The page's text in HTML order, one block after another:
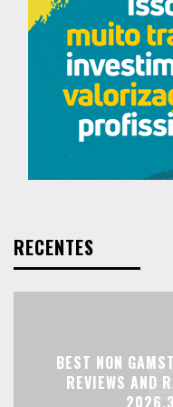
RECENTES
BEST NON
REVIEWS AND